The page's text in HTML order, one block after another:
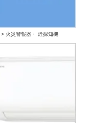
> 火災警報器・ 煙探知機